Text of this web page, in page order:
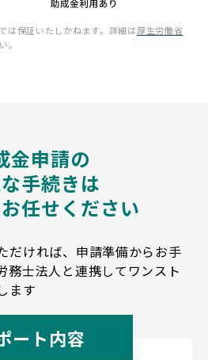
は保証いたしかねます。詳細は厚生労働省
。
金申請の
手続きは
任せください
だければ、申請準備からお手
務士法人と連携してワンスト
ます
ート内容